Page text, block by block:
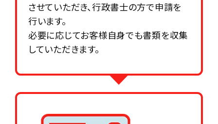
させていただき、行政書士の方で申請を
行います。
必要に応じてお客様自身でも書類を収集
していただきます。